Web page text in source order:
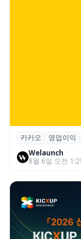
카카오,
이익 2770
카카오 영업이익
Welaunch
8월 6일 오전